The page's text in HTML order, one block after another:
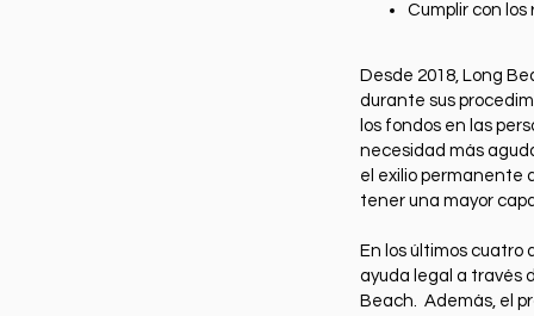
Cumplir con
Desde 2018, Long
durante sus
los fondos en las
necesidad más
el exilio permanente
tener una mayor
En los últimos cuatro
ayuda legal a través
Beach. Además, el